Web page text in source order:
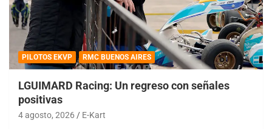
PILOTOS EKVP RMC BUENOS AIRES
LGUIMARD Racing: Un regreso con señales
positivas
4 agosto, 2026 E-Kart